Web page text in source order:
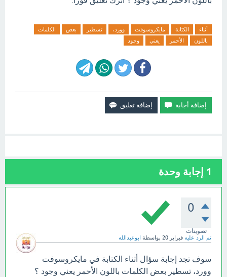
أثناء الكتابة مايكروسوفت وورد، تسطير بعض
الكلمات
باللون
الأحمر يعني وجود
1 إجابة وحدة
0
تصويتات
تم الرد عليه فبراير 20 بواسطة ابوعبدالله
سوف تجد إجابة سؤال أثناء الكتابة في مايكروسوفت
وورد، تسطير بعض الكلمات باللون الأحمر يعني وجود ؟